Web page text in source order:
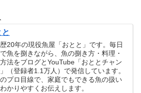
と
20年の現役魚屋「おとと」です。毎日
魚を捌きながら、魚の捌き方・料理・
法をブログとYouTube「おととチャン
（登録者1.1万人）で発信しています。
プロ目線で、家庭でもできる魚の扱い
かりやすくお伝えします。